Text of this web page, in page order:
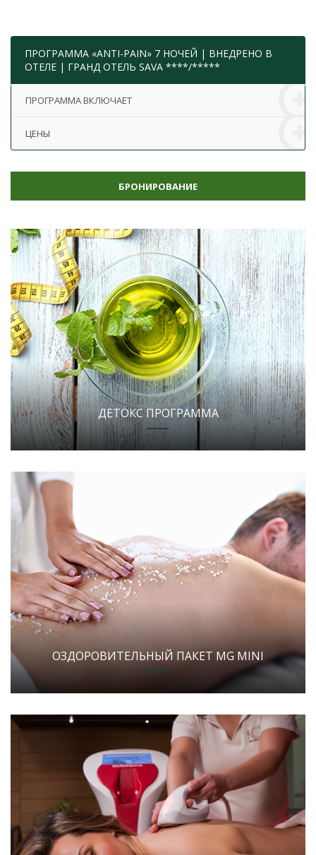
ПРОГРАММА «ANTI-PAIN» 7 НОЧЕЙ | ВНЕДРЕНО В
ОТЕЛЕ | ГРАНД ОТЕЛЬ SAVA ****/*****
ПРОГРАММА ВКЛЮЧАЕТ
ЦЕНЫ
БРОНИРОВАНИЕ
ДЕТОКС ПРОГРАММА
ОЗДОРОВИТЕЛЬНЫЙ ПАКЕТ MG MINI